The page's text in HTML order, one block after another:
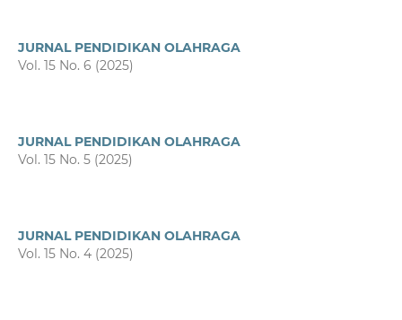
JURNAL PENDIDIKAN OLAHRAGA
Vol. 15 No. 6 (2025)
JURNAL PENDIDIKAN OLAHRAGA
Vol. 15 No. 5 (2025)
JURNAL PENDIDIKAN OLAHRAGA
Vol. 15 No. 4 (2025)